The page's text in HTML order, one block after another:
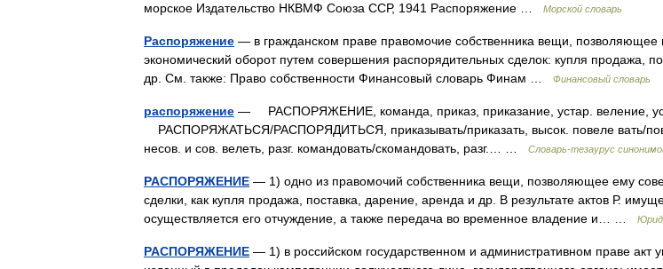
морское Издательство НКВМФ Союза ССР, 1941 Распоряжение …
Морской словарь
Распоряжение — в гражданском праве правомочие собственника вещи, позволяющее
экономический оборот путем совершения распорядительных сделок: купля продажа,
др. См. также: Право собственности Финансовый словарь Финам …
Финансовый словарь
распоряжение — РАСПОРЯЖЕНИЕ, команда, приказ, приказание, устар. веление,
РАСПОРЯЖАТЬСЯ/РАСПОРЯДИТЬСЯ, приказывать/приказать, высок. повеле вать/
несов. и сов. велеть, разг. командовать/скомандовать, разг.… …
Словарь-тезаурус
РАСПОРЯЖЕНИЕ — 1) одно из правомочий собственника вещи, позволяющее ему
сделки, как купля продажа, поставка, дарение, аренда и др. В результате актов Р.
осуществляется его отчуждение, а также передача во временное владение и… …
РАСПОРЯЖЕНИЕ — 1) в российском государственном и административном праве акт